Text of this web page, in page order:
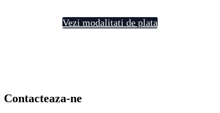
Vezi modalitati de plata
Contacteaza-ne